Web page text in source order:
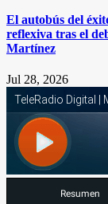
El autobús del
reflexiva tras el
Martínez
Jul 28, 2026
Resumen